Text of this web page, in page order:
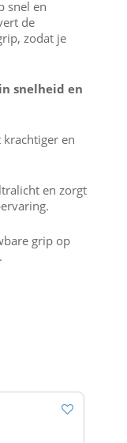
snel en
de
zodat je
snelheid en
krachtiger en
en zorgt
grip op